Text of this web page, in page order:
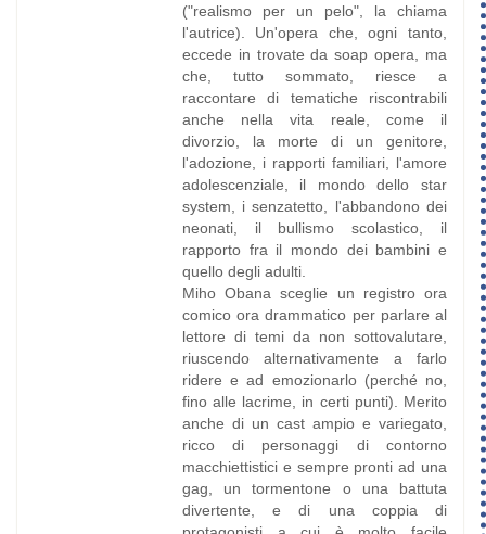
("realismo per un pelo", la chiama
l'autrice). Un'opera che, ogni tanto,
eccede in trovate da soap opera, ma
che, tutto sommato, riesce a
raccontare di tematiche riscontrabili
anche nella vita reale, come il
divorzio, la morte di un genitore,
l'adozione, i rapporti familiari, l'amore
adolescenziale, il mondo dello star
system, i senzatetto, l'abbandono dei
neonati, il bullismo scolastico, il
rapporto fra il mondo dei bambini e
quello degli adulti.
Miho Obana sceglie un registro ora
comico ora drammatico per parlare al
lettore di temi da non sottovalutare,
riuscendo alternativamente a farlo
ridere e ad emozionarlo (perché no,
fino alle lacrime, in certi punti). Merito
anche di un cast ampio e variegato,
ricco di personaggi di contorno
macchiettistici e sempre pronti ad una
gag, un tormentone o una battuta
divertente, e di una coppia di